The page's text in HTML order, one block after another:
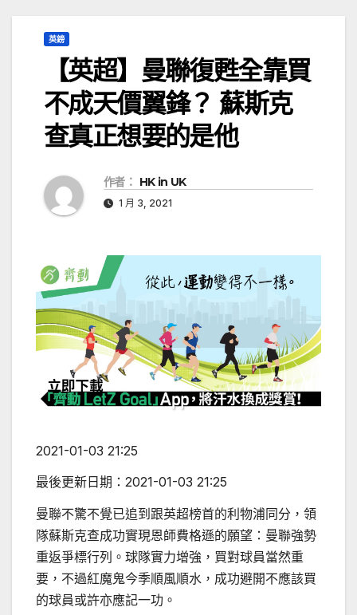
英鎊
【英超】曼聯復甦全靠買
不成天價翼鋒？ 蘇斯克
查真正想要的是他
作者： HK in UK
1 月 3, 2021
2021-01-03 21:25
最後更新日期： 2021-01-03 21:25
曼聯不驚不覺已追到跟英超榜首的利物浦同分，領
隊蘇斯克查成功實現恩師費格遜的願望：曼聯強勢
重返爭標行列。球隊實力增強，買對球員當然重
要，不過紅魔鬼今季順風順水，成功避開不應該買
的球員或許亦應記一功。